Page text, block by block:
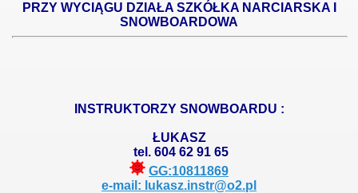
PRZY WYCIĄGU DZIAŁA SZKÓŁKA NARCIARSKA I
SNOWBOARDOWA
INSTRUKTORZY SNOWBOARDU :
ŁUKASZ
tel. 604 62 91 65
GG:10811869
e-mail: lukasz.instr@o2.pl